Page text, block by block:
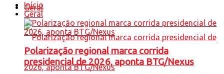
Geral
Início
Geral
Polarização regional marca corrida
presidencial de 2026, aponta BTG/Nexus